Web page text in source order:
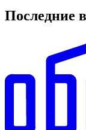
Последние